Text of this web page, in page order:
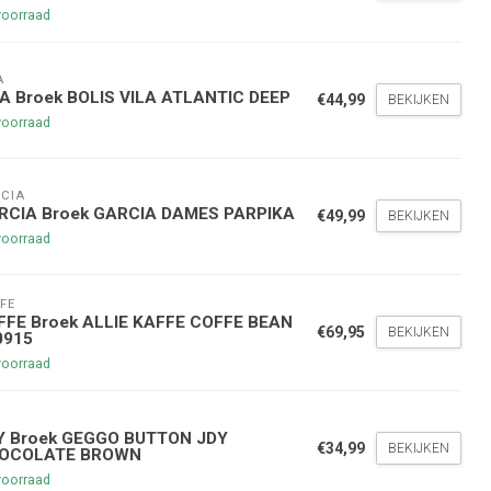
Broek BOLIS VILA ATLANTIC DEEP €44,99 BEKIJKEN
Broek GARCIA DAMES PARPIKA €49,99 BEKIJKEN
Broek ALLIE KAFFE COFFE BEAN
€69,95 BEKIJKEN
Broek GEGGO BUTTON JDY
BROWN
€34,99 BEKIJKEN
bestelling
te blijven over onze
van €45,00